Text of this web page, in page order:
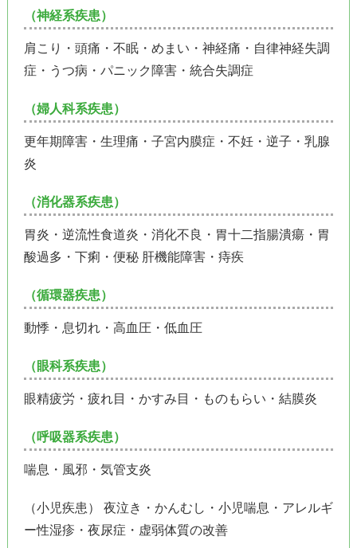
（神経系疾患）
肩こり・頭痛・不眠・めまい・神経痛・自律神経失調
症・うつ病・パニック障害・統合失調症
（婦人科系疾患）
更年期障害・生理痛・子宮内膜症・不妊・逆子・乳腺
炎
（消化器系疾患）
胃炎・逆流性食道炎・消化不良・胃十二指腸潰瘍・胃
酸過多・下痢・便秘 肝機能障害・痔疾
（循環器疾患）
動悸・息切れ・高血圧・低血圧
（眼科系疾患）
眼精疲労・疲れ目・かすみ目・ものもらい・結膜炎
（呼吸器系疾患）
喘息・風邪・気管支炎
（小児疾患） 夜泣き・かんむし・小児喘息・アレルギ
ー性湿疹・夜尿症・虚弱体質の改善